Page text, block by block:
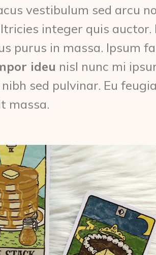
vestibulum sed arcu
integer quis
purus in massa. Ipsum
ideu nisl nunc mi
sed pulvinar. Eu
massa.